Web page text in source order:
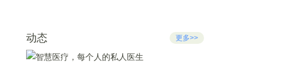
动态 更多>>